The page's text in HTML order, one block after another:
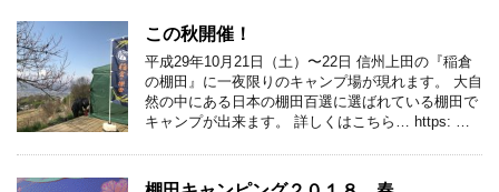
この秋開催！
平成29年10月21日（土）〜22日 信州上田の『稲倉
の棚田』に一夜限りのキャンプ場が現れます。 大自
然の中にある日本の棚田百選に選ばれている棚田で
キャンプが出来ます。 詳しくはこちら… https: …